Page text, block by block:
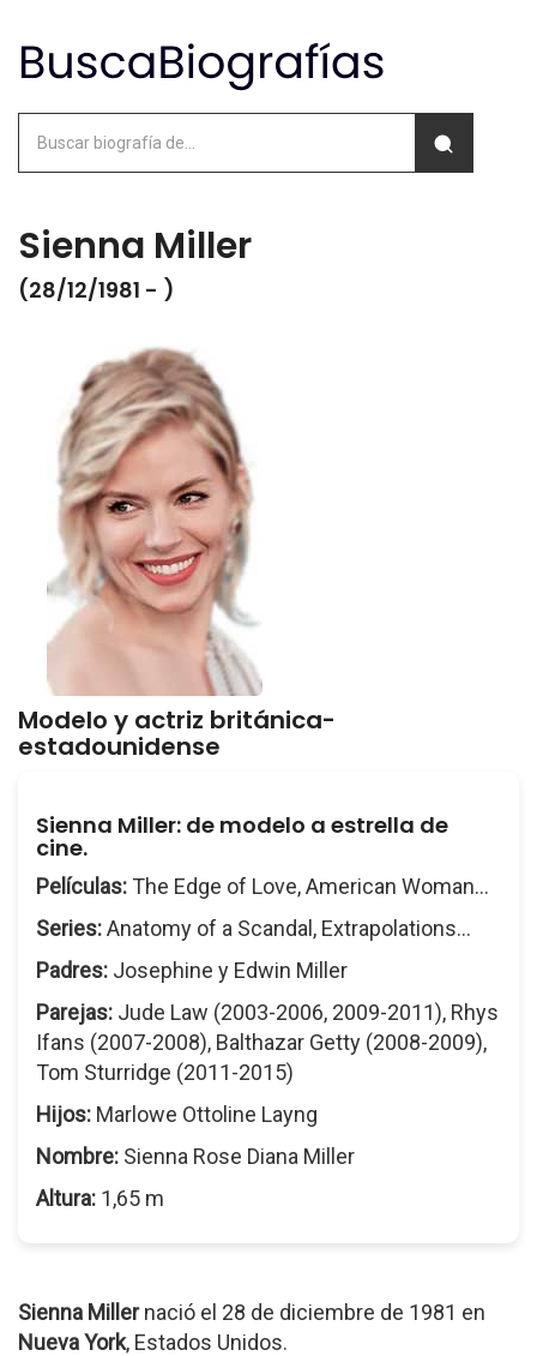
Sienna Miller
(28/12/1981 - )
Modelo y actriz británica-
estadounidense
Sienna Miller: de modelo a estrella de
cine.
Películas: The Edge of Love, American Woman...
Series:Anatomy of a Scandal, Extrapolations...
Padres: Josephine y Edwin Miller
Parejas: Jude Law (2003-2006, 2009-2011), Rhys
Ifans (2007-2008), Balthazar Getty (2008-2009),
Tom Sturridge (2011-2015)
Hijos: Marlowe Ottoline Layng
Nombre: Sienna Rose Diana Miller
Altura: 1,65 m
Sienna Millernació el 28 de diciembre de 1981 en
Nueva York, Estados Unidos.